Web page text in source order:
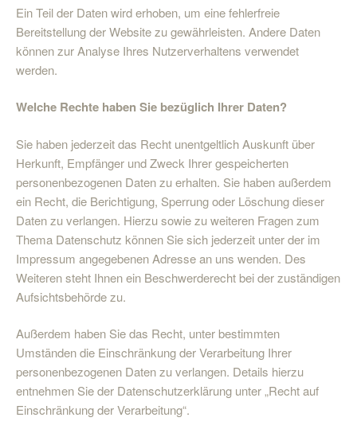
Ein Teil der Daten wird erhoben, um eine fehlerfreie
Bereitstellung der Website zu gewährleisten. Andere Daten
können zur Analyse Ihres Nutzerverhaltens verwendet
werden.
Welche Rechte haben Sie bezüglich Ihrer Daten?
Sie haben jederzeit das Recht unentgeltlich Auskunft über
Herkunft, Empfänger und Zweck Ihrer gespeicherten
personenbezogenen Daten zu erhalten. Sie haben außerdem
ein Recht, die Berichtigung, Sperrung oder Löschung dieser
Daten zu verlangen. Hierzu sowie zu weiteren Fragen zum
Thema Datenschutz können Sie sich jederzeit unter der im
Impressum angegebenen Adresse an uns wenden. Des
Weiteren steht Ihnen ein Beschwerderecht bei der zuständigen
Aufsichtsbehörde zu.
Außerdem haben Sie das Recht, unter bestimmten
Umständen die Einschränkung der Verarbeitung Ihrer
personenbezogenen Daten zu verlangen. Details hierzu
entnehmen Sie der Datenschutzerklärung unter „Recht auf
Einschränkung der Verarbeitung“.